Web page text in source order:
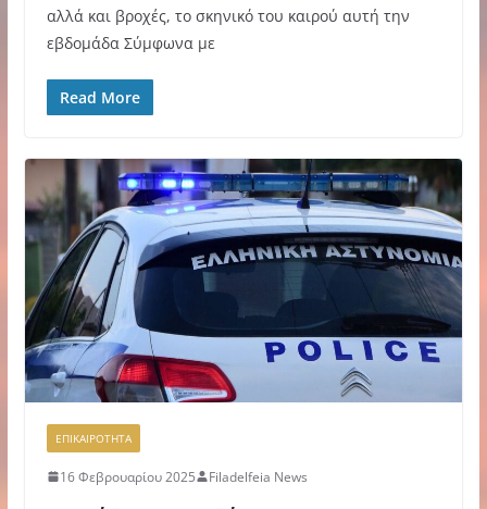
αλλά και βροχές, το σκηνικό του καιρού αυτή την
εβδομάδα Σύμφωνα με
Read More
ΕΠΙΚΑΙΡΟΤΗΤΑ
16 Φεβρουαρίου 2025 Filadelfeia News